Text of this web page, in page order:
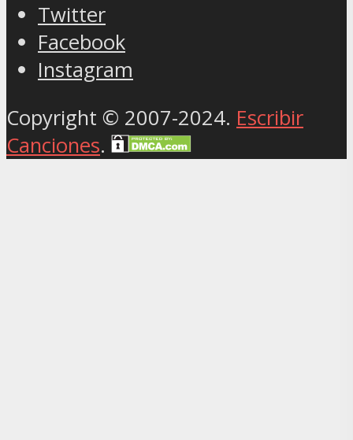
Twitter
Facebook
Instagram
Copyright © 2007-2024. Escribir
Canciones.